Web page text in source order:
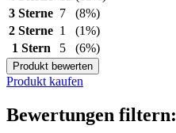
3 Sterne 7
(8%)
2 Sterne 1
(1%)
1 Stern
5 (6%)
Produkt bewerten
Produkt kaufen
Bewertungen filtern: